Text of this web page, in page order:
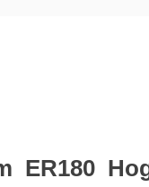
ER180